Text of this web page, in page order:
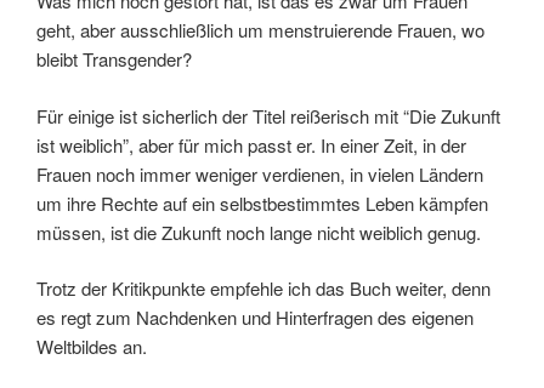
geht, aber ausschließlich um menstruierende Frauen, wo
bleibt Transgender?
Für einige ist sicherlich der Titel reißerisch mit “Die Zukunft
ist weiblich”, aber für mich passt er. In einer Zeit, in der
Frauen noch immer weniger verdienen, in vielen Ländern
um ihre Rechte auf ein selbstbestimmtes Leben kämpfen
müssen, ist die Zukunft noch lange nicht weiblich genug.
Trotz der Kritikpunkte empfehle ich das Buch weiter, denn
es regt zum Nachdenken und Hinterfragen des eigenen
Weltbildes an.